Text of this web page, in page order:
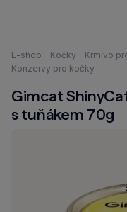
Nacházíte
se
E-shop Kočky Krmivo
Konzervy pro kočky
Gimcat
s tuňákem 70g